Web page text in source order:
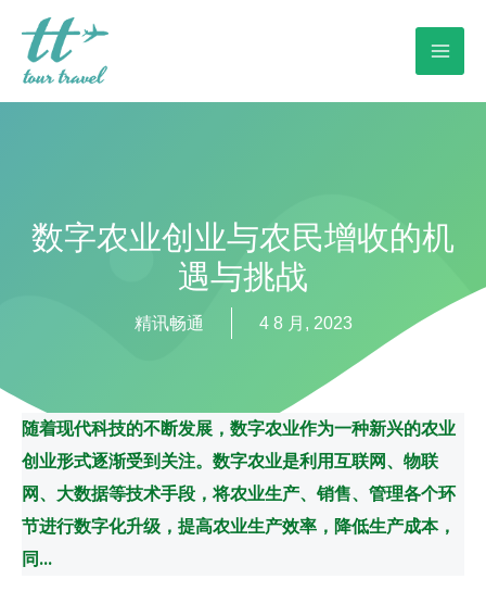
数字农业创业与农民增收的机
遇与挑战
精讯畅通 4 8 月, 2023
随着现代科技的不断发展，数字农业作为一种新兴的农业
创业形式逐渐受到关注。数字农业是利用互联网、物联
网、大数据等技术手段，将农业生产、销售、管理各个环
节进行数字化升级，提高农业生产效率，降低生产成本，
同...